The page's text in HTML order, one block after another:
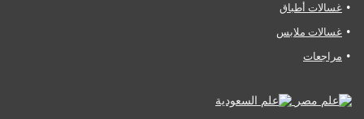
غسالات أطباق
غسالات ملابس
مراجعات